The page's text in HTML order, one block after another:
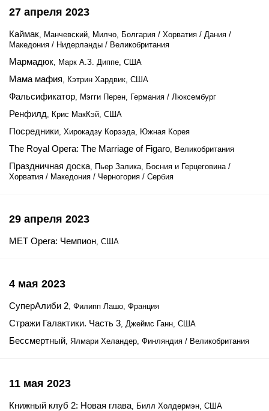
27 апреля 2023
Каймак, Манчевский, Милчо, Болгария / Хорватия / Дания /
Македония / Нидерланды / Великобритания
Мармадюк, Марк А.З. Диппе, США
Мама мафия, Кэтрин Хардвик, США
Фальсификатор, Мэгги Перен, Германия / Люксембург
Ренфилд, Крис МакКэй, США
Посредники, Хирокадзу Корээда, Южная Корея
The Royal Opera: The Marriage of Figaro, Великобритания
Праздничная доска, Пьер Залика, Босния и Герцеговина /
Хорватия / Македония / Черногория / Сербия
29 апреля 2023
MET Opera: Чемпион, США
4 мая 2023
СуперАлиби 2, Филипп Лашо, Франция
Стражи Галактики. Часть 3, Джеймс Ганн, США
Бессмертный, Ялмари Хеландер, Финляндия / Великобритания
11 мая 2023
Книжный клуб 2: Новая глава, Билл Холдермэн, США